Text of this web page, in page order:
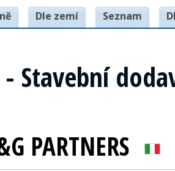
Dle zemí Seznam
- Stavební
PARTNERS